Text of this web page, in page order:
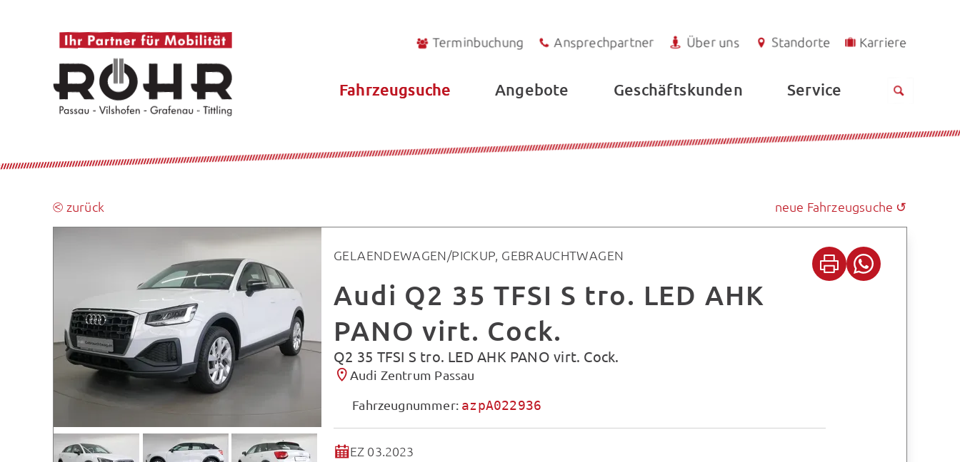
Terminbuchung Ansprechpartner Über uns Standorte Karriere
Fahrzeugsuche Angebote Geschäftskunden Service
⧀ zurück neue Fahrzeugsuche ↺
GELAENDEWAGEN/PICKUP, GEBRAUCHTWAGEN
Audi Q2 35 TFSI S tro. LED AHK
PANO virt. Cock.
Q2 35 TFSI S tro. LED AHK PANO virt. Cock.
Audi Zentrum Passau
Fahrzeugnummer: azpA022936
EZ 03.2023